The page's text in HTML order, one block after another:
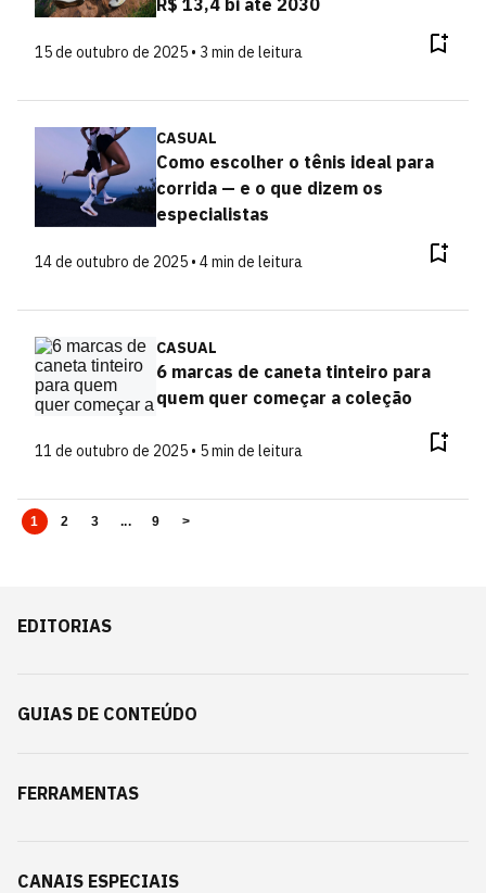
15 de outubro de 2025 • 3 min de leitura
CASUAL
Como escolher o tênis ideal para
corrida — e o que dizem os
especialistas
14 de outubro de 2025 • 4 min de leitura
CASUAL
6 marcas de caneta tinteiro para
quem quer começar a coleção
11 de outubro de 2025 • 5 min de leitura
1 2 3 ... 9 >
EDITORIAS
GUIAS DE CONTEÚDO
FERRAMENTAS
CANAIS ESPECIAIS